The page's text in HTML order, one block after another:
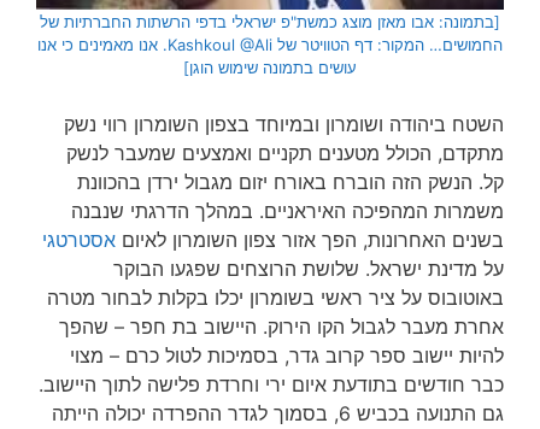
[בתמונה: אבו מאזן מוצג כמשת"פ ישראלי בדפי הרשתות החברתיות של
החמושים… המקור: דף הטוויטר של Kashkoul @Ali. אנו מאמינים כי אנו
עושים בתמונה שימוש הוגן]
השטח ביהודה ושומרון ובמיוחד בצפון השומרון רווי נשק
מתקדם, הכולל מטענים תקניים ואמצעים שמעבר לנשק
קל. הנשק הזה הוברח באורח יזום מגבול ירדן בהכוונת
משמרות המהפיכה האיראניים. במהלך הדרגתי שנבנה
בשנים האחרונות, הפך אזור צפון השומרון לאיום אסטרטגי
על מדינת ישראל. שלושת הרוצחים שפגעו הבוקר
באוטובוס על ציר ראשי בשומרון יכלו בקלות לבחור מטרה
אחרת מעבר לגבול הקו הירוק. היישוב בת חפר – שהפך
להיות יישוב ספר קרוב גדר, בסמיכות לטול כרם – מצוי
כבר חודשים בתודעת איום ירי וחרדת פלישה לתוך היישוב.
גם התנועה בכביש 6, בסמוך לגדר ההפרדה יכולה הייתה